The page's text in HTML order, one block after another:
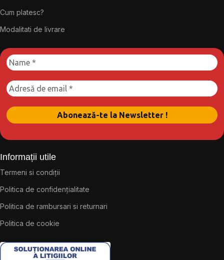
Cum platesc?
Modalitati de livrare
Informații utile
Termeni si condiții
Politica de confidențialitate
Politica de rambursari si returnari
Politica de cookie